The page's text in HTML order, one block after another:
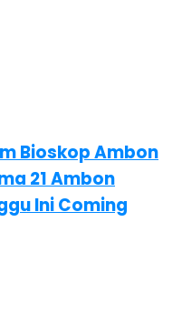
Bioskop Ambon
21 Ambon
Ini Coming